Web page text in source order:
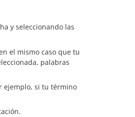
y seleccionando las
el mismo caso que tu
palabras
ejemplo, si tu término